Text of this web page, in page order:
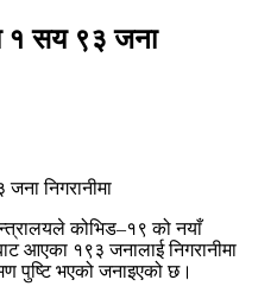
१ सय ९३ जना
कोभिड–१९ को नयाँ
आएका १९३ जनालाई निगरानीमा
पुष्टि भएको जनाइएको छ।